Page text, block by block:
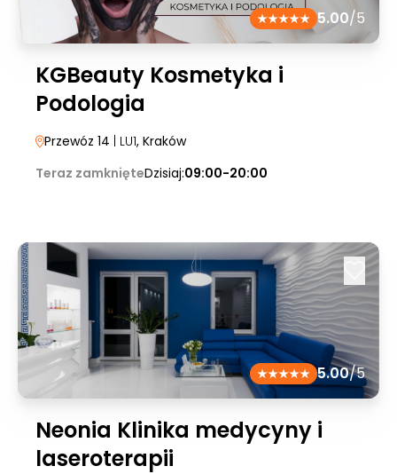
5.00/5
KGBeauty Kosmetyka i
Podologia
Przewóz 14 | LU1, Kraków
Teraz zamknięteDzisiaj:09:00-20:00
5.00/5
Neonia Klinika medycyny i
laseroterapii